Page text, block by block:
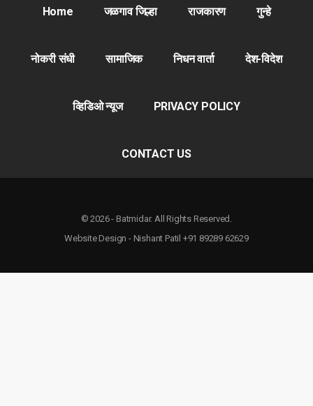
Home जळगाव जिल्हा राजकारण गुन्हे
नोकरी संधी सामाजिक निधन वार्ता देश-विदेश
व्हिडिओ न्यूज PRIVACY POLICY
CONTACT US
© 2026 - Batmidar. All Rights Reserved.
Website Design - Nishant Patil +91 89289 62629